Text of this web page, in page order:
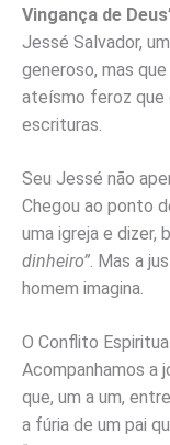
Vingança de
Jessé Salvador,
generoso, mas
ateísmo feroz que
escrituras.
Seu Jessé não
Chegou ao ponto
uma igreja e dizer,
dinheiro”. Mas a
homem imagina.
O Conflito
Acompanhamos a
que, um a um,
a fúria de um pai